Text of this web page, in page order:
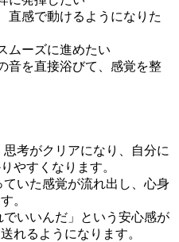
直感で動けるようになりた
ムーズに進めたい
音を直接浴びて、感覚を整
思考がクリアになり、自分に
やすくなります。
ていた感覚が流れ出し、心身
。
でいいんだ」という安心感が
れるようになります。